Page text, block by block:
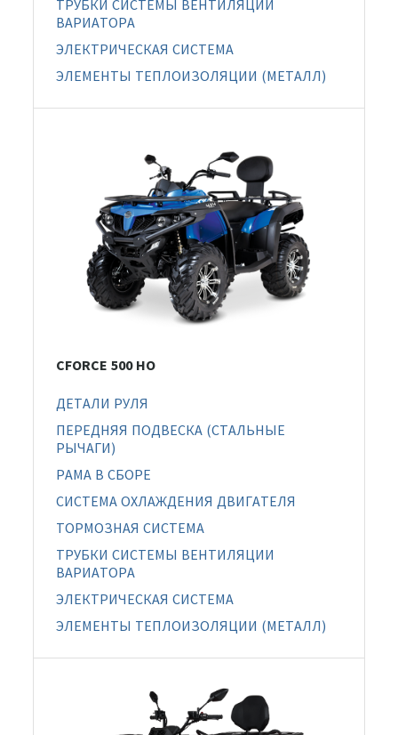
ТРУБКИ СИСТЕМЫ ВЕНТИЛЯЦИИ
ВАРИАТОРА
ЭЛЕКТРИЧЕСКАЯ СИСТЕМА
ЭЛЕМЕНТЫ ТЕПЛОИЗОЛЯЦИИ (МЕТАЛЛ)
CFORCE 500 HO
ДЕТАЛИ РУЛЯ
ПЕРЕДНЯЯ ПОДВЕСКА (СТАЛЬНЫЕ
РЫЧАГИ)
РАМА В СБОРЕ
СИСТЕМА ОХЛАЖДЕНИЯ ДВИГАТЕЛЯ
ТОРМОЗНАЯ СИСТЕМА
ТРУБКИ СИСТЕМЫ ВЕНТИЛЯЦИИ
ВАРИАТОРА
ЭЛЕКТРИЧЕСКАЯ СИСТЕМА
ЭЛЕМЕНТЫ ТЕПЛОИЗОЛЯЦИИ (МЕТАЛЛ)